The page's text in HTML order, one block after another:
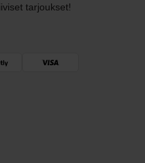
tarjoukset!